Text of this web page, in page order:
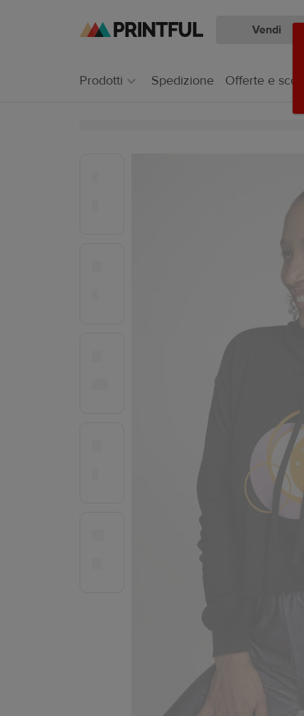
Passa
principale
Vai
assistenza
Vendi
Prodotti Spedizione Offerte e sconti